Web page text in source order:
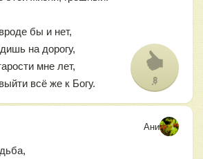
бы и нет,
на дорогу,
мне лет,
всё же к Богу.
8
Ани